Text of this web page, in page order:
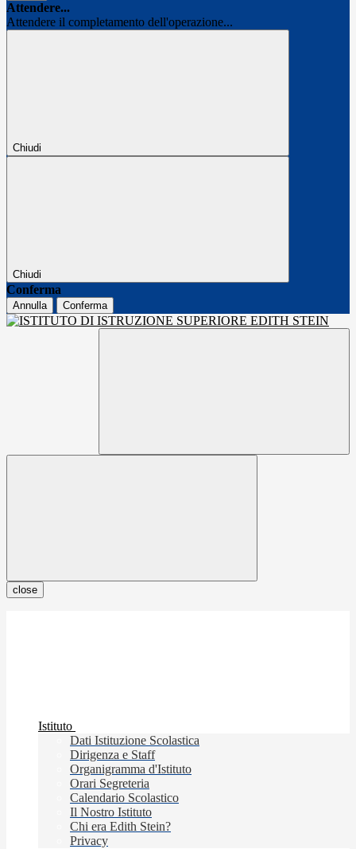
Attendere...
Attendere il completamento dell'operazione...
Chiudi
Chiudi
Conferma
Annulla Conferma
close
Istituto
Dati Istituzione Scolastica
Dirigenza e Staff
Organigramma d'Istituto
Orari Segreteria
Calendario Scolastico
Il Nostro Istituto
Chi era Edith Stein?
Privacy